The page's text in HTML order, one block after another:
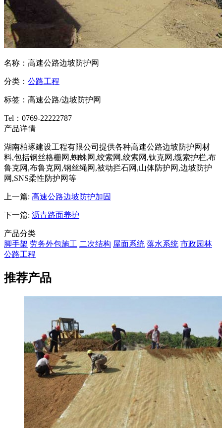
名称：高速公路边坡防护网
分类： 公路工程
标签：高速公路/边坡防护网
Tel：0769-22222787
产品详情
湖南柏琢建设工程有限公司提供各种高速公路边坡防护网材
料,包括钢丝格栅网,蜘蛛网,绞索网,绞索网,钛克网,缆索护栏,布
鲁克网,布鲁克网,钢丝绳网,被动拦石网,山体防护网,边坡防护
网,SNS柔性防护网等
上一篇: 高速公路边坡防护加固
下一篇: 沥青路面养护
产品分类
脚手架 劳务外包施工 二次结构 屋面系统 落水系统 市政园林
公路工程
推荐产品